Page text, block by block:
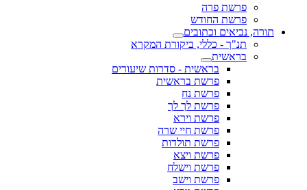
פרשת פרה
פרשת החודש
תורה, נביאים וכתובים
תנ"ך - כללי, ביקורת המקרא
בראשית
בראשית - סדרות שיעורים
פרשת בראשית
פרשת נח
פרשת לך לך
פרשת וירא
פרשת חיי שרה
פרשת תולדות
פרשת ויצא
פרשת וישלח
פרשת וישב